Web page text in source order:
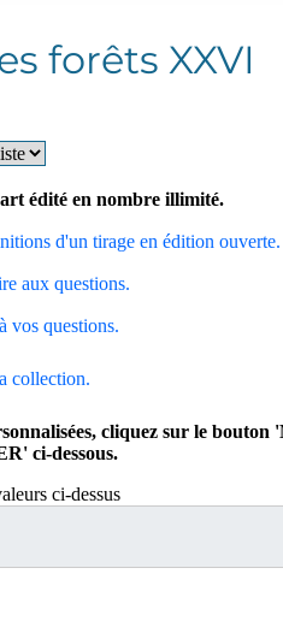
forêts XXVI
édité en nombre illimité.
d'un tirage en édition ouverte.
aux questions.
vos questions.
collection.
cliquez sur le bouton
ci-dessous.
ci-dessus